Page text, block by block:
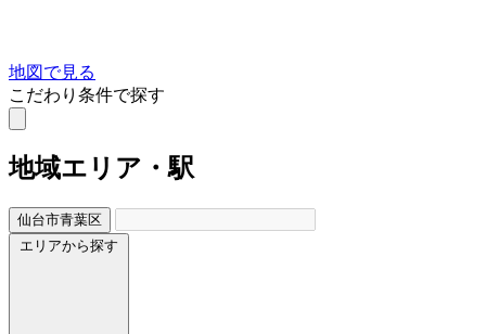
地図で見る
こだわり条件で探す
地域エリア・駅
仙台市青葉区
エリアから探す